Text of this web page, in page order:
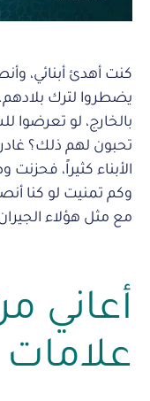
كنت أهدئ أبنائي،
يضطروا لترك بلادهم.
بالخارج، لو تعرضوا
تحبون لهم ذلك؟ غادر
الأبناء كثيراً،
وكم تمنيت لو كنا
مع مثل هؤلاء
أعاني
علامات